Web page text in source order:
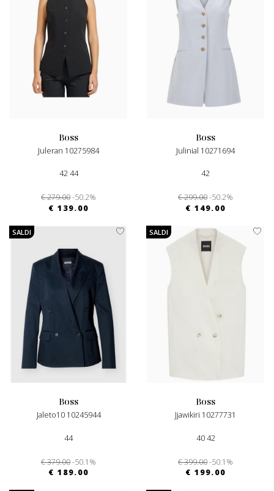
boss
Juleran 10275984
42 44
€ 279.00-50.2%
€ 139.00
boss
Julinial 10271694
42
€ 299.00-50.2%
€ 149.00
SALDI
boss
Jaleto10 10245944
44
€ 379.00-50.1%
€ 189.00
SALDI
boss
Jjawikiri 10277731
40 42
€ 399.00-50.1%
€ 199.00